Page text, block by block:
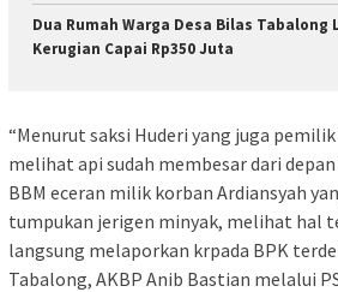
Dua Rumah Warga Desa Bilas Tabalong
Kerugian Capai Rp350 Juta
“Menurut saksi Huderi yang juga
melihat api sudah membesar dari
BBM eceran milik korban Ardiansyah
tumpukan jerigen minyak, melihat hal
langsung melaporkan krpada BPK
Tabalong, AKBP Anib Bastian melalui